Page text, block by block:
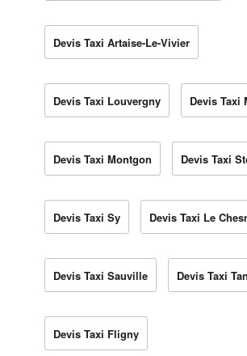
Devis Taxi Artaise-Le-Vivier
Devis Taxi Louvergny Devis Taxi
Devis Taxi Montgon Devis Taxi
Devis Taxi Sy Devis Taxi Le
Devis Taxi Sauville Devis Taxi
Devis Taxi Fligny